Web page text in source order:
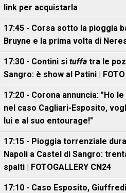
link per acquistarla
17:45 - Corsa sotto la pioggia
Bruyne e la prima volta di Neres
17:30 - Contini si tuffa tra le
Sangro: è show al Patini | FOTO
17:20 - Corona annuncia: "Ho
nel caso Cagliari-Esposito,
lui e al suo entourage!"
17:15 - Pioggia torrenziale
Napoli a Castel di Sangro:
spalti | FOTOGALLERY CN24
17:10 - Caso Esposito,